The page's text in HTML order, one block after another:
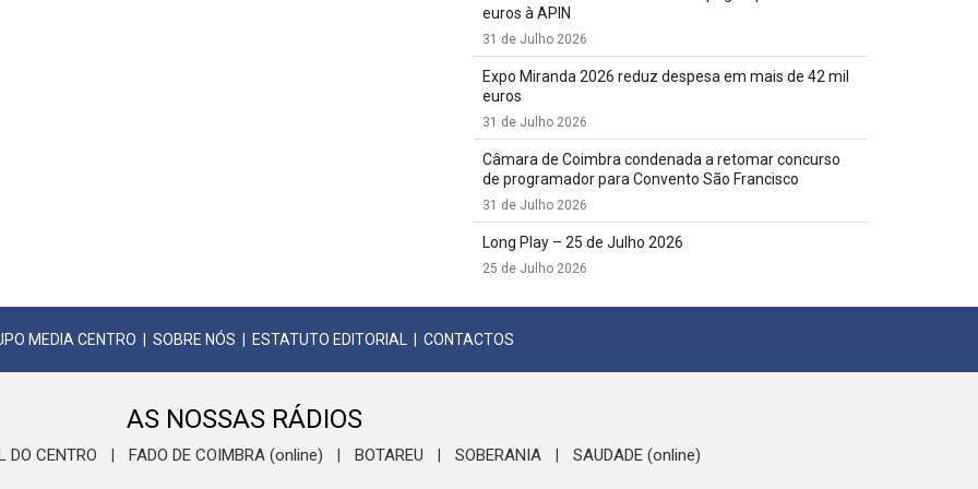
euros à APIN
31 de Julho 2026
Expo Miranda 2026 reduz despesa em mais de 42 mil
euros
31 de Julho 2026
Câmara de Coimbra condenada a retomar concurso
de programador para Convento São Francisco
31 de Julho 2026
Long Play – 25 de Julho 2026
25 de Julho 2026
MEDIA CENTRO SOBRE NÓS ESTATUTO EDITORIAL CONTACTOS
AS NOSSAS RÁDIOS
DO CENTRO FADO DE COIMBRA (online) BOTAREU SOBERANIA SAUDADE (online)